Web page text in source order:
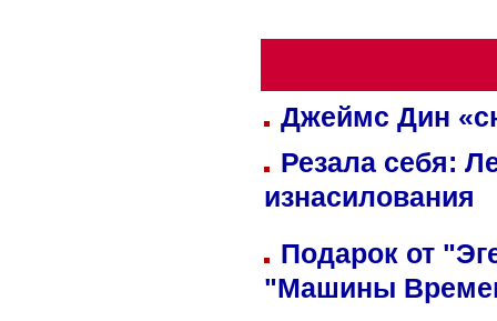
Джеймс Дин
Резала себя:
изнасилования
Подарок от
"Машины